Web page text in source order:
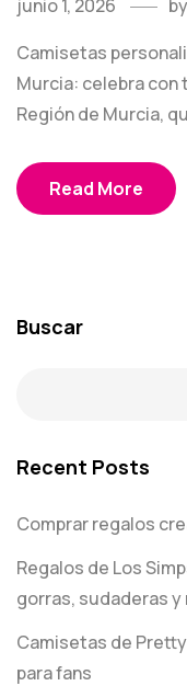
junio 1, 2026 by
Camisetas
Murcia: celebra con
Región de Murcia,
Read More
Buscar
Recent Posts
Comprar regalos
Regalos de Los
gorras, sudaderas y
Camisetas de
para fans